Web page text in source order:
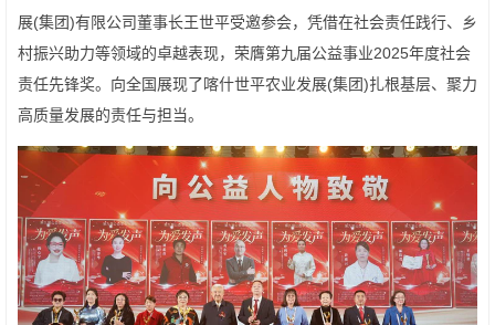
展(集团)有限公司董事长王世平受邀参会，凭借在社会责任践行、乡
村振兴助力等领域的卓越表现，荣膺第九届公益事业2025年度社会
责任先锋奖。向全国展现了喀什世平农业发展(集团)扎根基层、聚力
高质量发展的责任与担当。